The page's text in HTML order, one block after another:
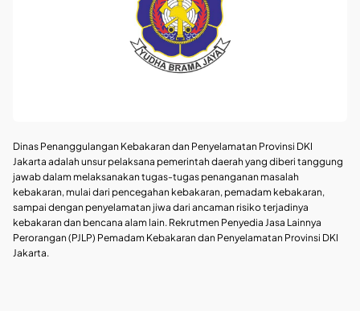
Dinas Penanggulangan Kebakaran dan Penyelamatan Provinsi DKI
Jakarta adalah unsur pelaksana pemerintah daerah yang diberi tanggung
jawab dalam melaksanakan tugas-tugas penanganan masalah
kebakaran, mulai dari pencegahan kebakaran, pemadam kebakaran,
sampai dengan penyelamatan jiwa dari ancaman risiko terjadinya
kebakaran dan bencana alam lain. Rekrutmen Penyedia Jasa Lainnya
Perorangan (PJLP) Pemadam Kebakaran dan Penyelamatan Provinsi DKI
Jakarta.